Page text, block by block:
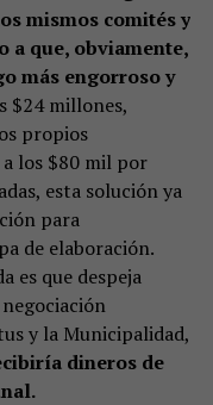
mismos comités y
a que, obviamente,
más engorroso y
$24 millones,
propios
los $80 mil por
esta solución ya
para
de elaboración.
es que despeja
y la Municipalidad,
dineros de